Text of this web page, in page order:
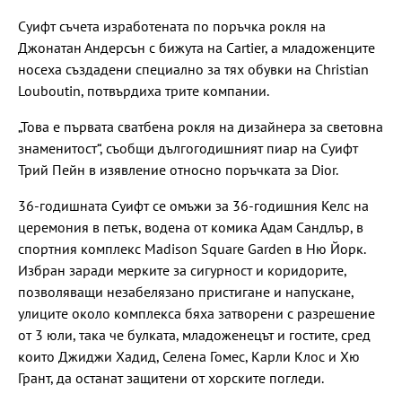
Суифт съчета изработената по поръчка рокля на
Джонатан Андерсън с бижута на Cartier, а младоженците
носеха създадени специално за тях обувки на Christian
Louboutin, потвърдиха трите компании.
„Това е първата сватбена рокля на дизайнера за световна
знаменитост“, съобщи дългогодишният пиар на Суифт
Трий Пейн в изявление относно поръчката за Dior.
36-годишната Суифт се омъжи за 36-годишния Келс на
церемония в петък, водена от комика Адам Сандлър, в
спортния комплекс Madison Square Garden в Ню Йорк.
Избран заради мерките за сигурност и коридорите,
позволяващи незабелязано пристигане и напускане,
улиците около комплекса бяха затворени с разрешение
от 3 юли, така че булката, младоженецът и гостите, сред
които Джиджи Хадид, Селена Гомес, Карли Клос и Хю
Грант, да останат защитени от хорските погледи.